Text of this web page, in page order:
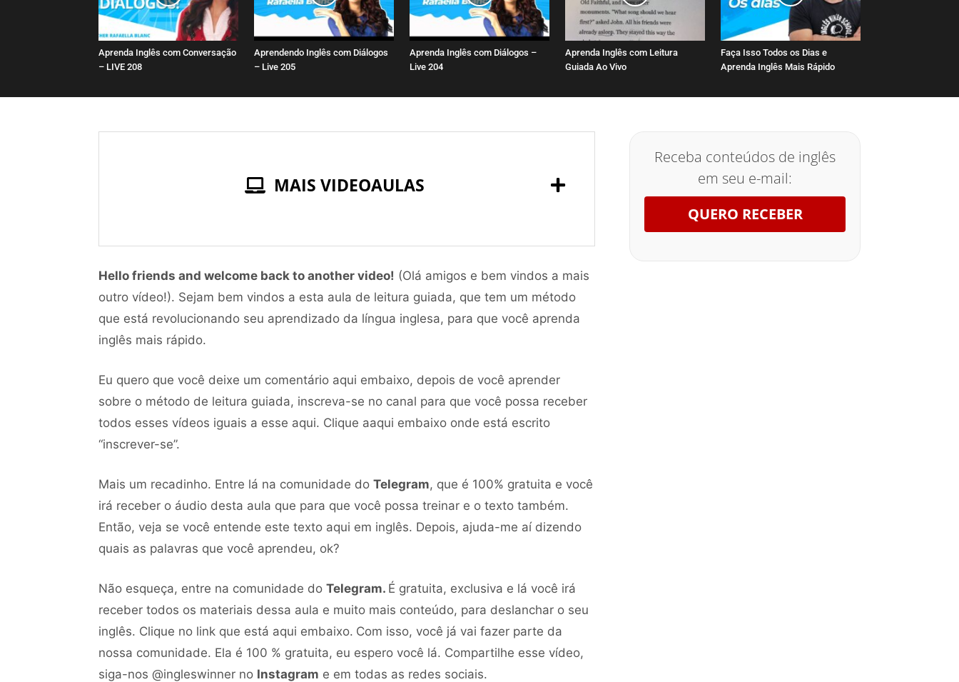
Aprenda Inglês com Conversação
– LIVE 208
Aprendendo Inglês com Diálogos
– Live 205
Aprenda Inglês com Diálogos –
Live 204
Aprenda Inglês com Leitura
Guiada Ao Vivo
Faça Isso Todos os Dias e
Aprenda Inglês Mais Rápido
MAIS VIDEOAULAS
Hello friends and welcome back to another video! (Olá amigos e bem vindos a mais
outro vídeo!). Sejam bem vindos a esta aula de leitura guiada, que tem um método
que está revolucionando seu aprendizado da língua inglesa, para que você aprenda
inglês mais rápido.
Eu quero que você deixe um comentário aqui embaixo, depois de você aprender
sobre o método de leitura guiada, inscreva-se no canal para que você possa receber
todos esses vídeos iguais a esse aqui. Clique aaqui embaixo onde está escrito
“inscrever-se”.
Mais um recadinho. Entre lá na comunidade do Telegram, que é 100% gratuita e você
irá receber o áudio desta aula que para que você possa treinar e o texto também.
Então, veja se você entende este texto aqui em inglês. Depois, ajuda-me aí dizendo
quais as palavras que você aprendeu, ok?
Não esqueça, entre na comunidade do Telegram. É gratuita, exclusiva e lá você irá
receber todos os materiais dessa aula e muito mais conteúdo, para deslanchar o seu
inglês. Clique no link que está aqui embaixo. Com isso, você já vai fazer parte da
nossa comunidade. Ela é 100 % gratuita, eu espero você lá. Compartilhe esse vídeo,
siga-nos @ingleswinner no Instagram e em todas as redes sociais.
Receba conteúdos de inglês
em seu e-mail:
QUERO RECEBER